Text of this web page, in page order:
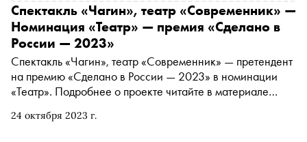
24 октября 2023 г.
Спектакль «Чагин», театр «Современник» —
Номинация «Театр» — премия «Сделано в
России — 2023»
Спектакль «Чагин», театр «Современник» — претендент
на премию «Сделано в России — 2023» в номинации
«Театр». Подробнее о проекте читайте в материале
Premium&Private». Технологический партнер —